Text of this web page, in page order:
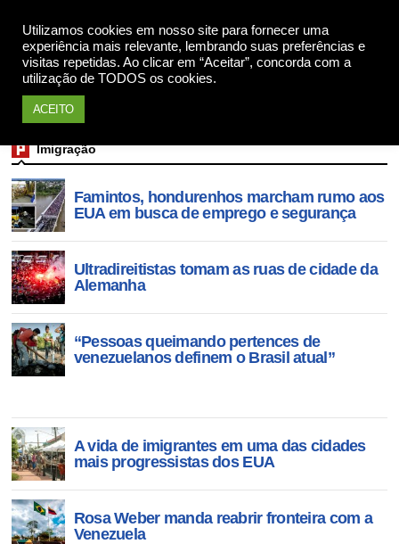
Utilizamos cookies em nosso site para fornecer uma
experiência mais relevante, lembrando suas preferências e
visitas repetidas. Ao clicar em “Aceitar”, concorda com a
utilização de TODOS os cookies.
ACEITO
Imigração
Famintos, hondurenhos marcham rumo aos
EUA em busca de emprego e segurança
Ultradireitistas tomam as ruas de cidade da
Alemanha
“Pessoas queimando pertences de
venezuelanos definem o Brasil atual”
A vida de imigrantes em uma das cidades
mais progressistas dos EUA
Rosa Weber manda reabrir fronteira com a
Venezuela